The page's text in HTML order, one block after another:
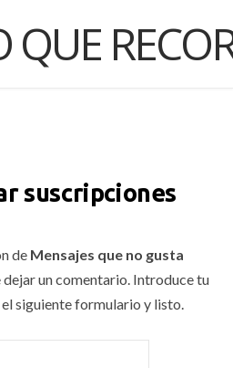
suscripciones
de Mensajes que no gusta
dejar un comentario. Introduce tu
siguiente formulario y listo.